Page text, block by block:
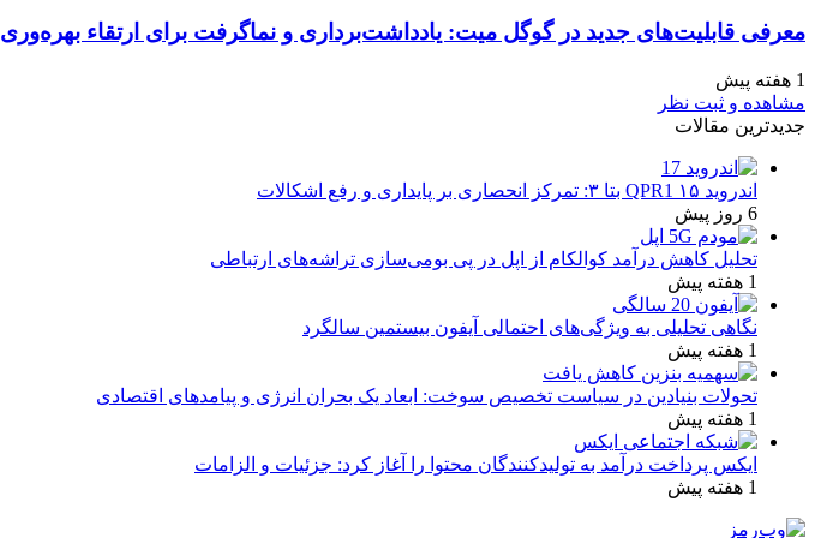
معرفی قابلیت‌های جدید در گوگل میت: یادداشت‌برداری و نماگرفت برای ارتقاء بهره‌وری
1 هفته پیش
مشاهده و ثبت نظر
جدیدترین مقالات
اندروید ۱۵ QPR1 بتا ۳: تمرکز انحصاری بر پایداری و رفع اشکالات
6 روز پیش
تحلیل کاهش درآمد کوالکام از اپل در پی بومی‌سازی تراشه‌های ارتباطی
1 هفته پیش
نگاهی تحلیلی به ویژگی‌های احتمالی آیفون بیستمین سالگرد
1 هفته پیش
تحولات بنیادین در سیاست تخصیص سوخت: ابعاد یک بحران انرژی و پیامدهای اقتصادی
1 هفته پیش
ایکس پرداخت درآمد به تولیدکنندگان محتوا را آغاز کرد: جزئیات و الزامات
1 هفته پیش